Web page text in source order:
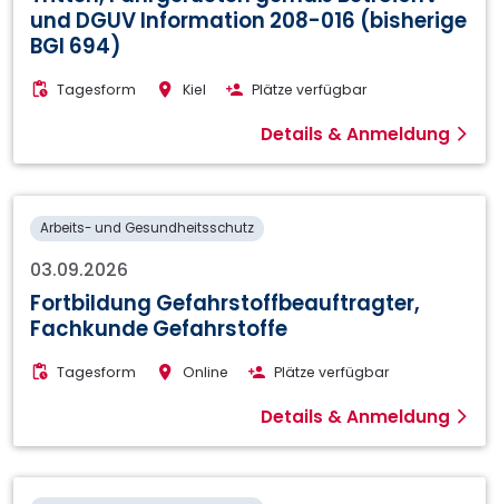
und DGUV Information 208-016 (bisherige
BGI 694)
Tagesform Kiel Plätze verfügbar
Details & Anmeldung
Arbeits- und Gesundheitsschutz
03.09.2026
Fortbildung Gefahrstoffbeauftragter,
Fachkunde Gefahrstoffe
Tagesform Online Plätze verfügbar
Details & Anmeldung